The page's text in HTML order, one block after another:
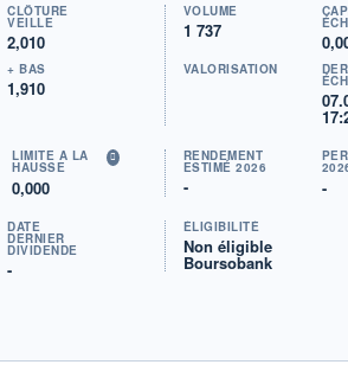
CLÔTURE
VEILLE
2,010
+ BAS
1,910
VOLUME
1 737
VALORISATION
LIMITE À LA
HAUSSE
0,000
RENDEMENT
ESTIMÉ 2026
- -
DATE
DERNIER
DIVIDENDE
-
ÉLIGIBILITÉ
Non éligible
Boursobank